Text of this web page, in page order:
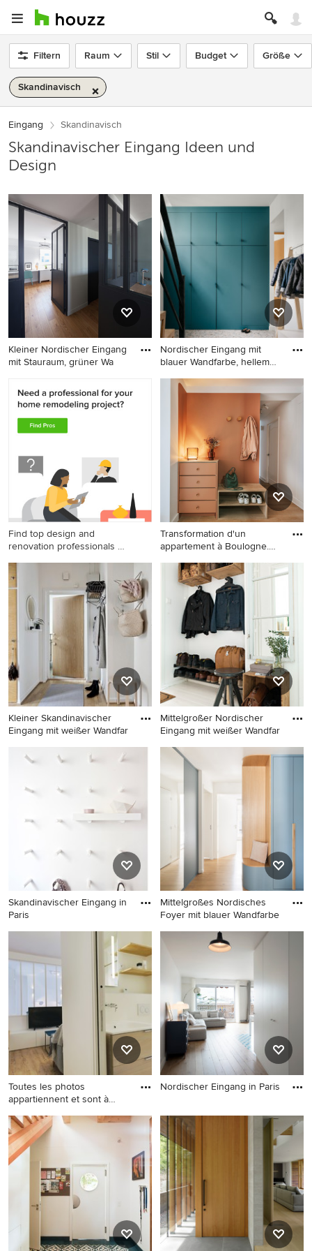
Filtern Raum Stil Budget Größe
Skandinavisch
Eingang Skandinavisch
Skandinavischer Eingang Ideen und
Design
Kleiner Nordischer Eingang
mit Stauraum, grüner Wa
Kleiner Nordischer Eingang
mit Stauraum, grüner
Wandfarbe, hellem
Holzboden, Einzeltür und
Nordischer Eingang mit
blauer Wandfarbe, hellem
Nordischer Eingang mit
blauer Wandfarbe, hellem
Holzboden, beigem Boden
und Stauraum in Paris
Find top design and
renovation professionals on
Transformation d'un
appartement à Boulogne.
Nordischer Eingang in Paris
Kleiner Skandinavischer
Eingang mit weißer Wandfar
Kleiner Skandinavischer
Eingang mit weißer
Holzboden in Stockholm
Mittelgroßer Nordischer
Eingang mit weißer Wandfar
Mittelgroßer Nordischer
Eingang mit weißer
Wandfarbe und gebeiztem
Holzboden in Göteborg
Skandinavischer Eingang in
Paris
Skandinavischer Eingang in
Paris
Mittelgroßes Nordisches
Foyer mit blauer Wandfarbe
Mittelgroßes Nordisches
Foyer mit blauer Wandfarbe,
und weißer Haustür in Paris
Toutes les photos
appartiennent et sont à
Kleiner Skandinavischer
Eingang mit Korridor, weißer
Wandfarbe und Vinylboden
in Paris
Nordischer Eingang in Paris